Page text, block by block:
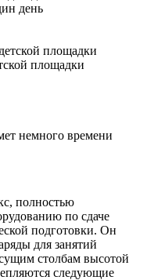
день
площадки
немного времени
полностью
по сдаче
подготовки. Он
для занятий
столбам высотой
следующие